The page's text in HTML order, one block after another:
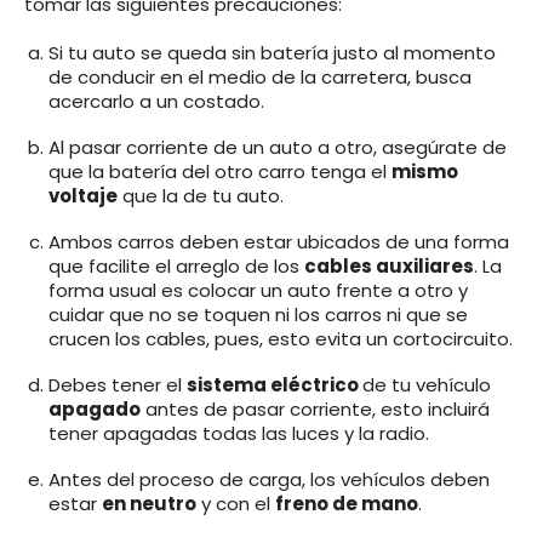
Si tu auto se queda sin batería justo al momento
de conducir en el medio de la carretera, busca
acercarlo a un costado.
Al pasar corriente de un auto a otro, asegúrate de
que la batería del otro carro tenga el mismo
voltajeque la de tu auto.
Ambos carros deben estar ubicados de una forma
que facilite el arreglo de los cables auxiliares. La
forma usual es colocar un auto frente a otro y
cuidar que no se toquen ni los carros ni que se
crucen los cables, pues, esto evita un cortocircuito.
Debes tener elsistema eléctricode tu vehículo
apagadoantes de pasar corriente, esto incluirá
tener apagadas todas las luces y la radio.
Antes del proceso de carga, los vehículos deben
estar en neutroy con el freno de mano.